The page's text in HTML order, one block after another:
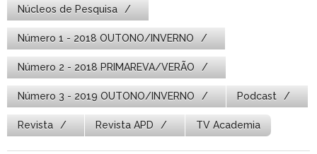
Núcleos de Pesquisa
Número 1 - 2018 OUTONO/INVERNO
Número 2 - 2018 PRIMAREVA/VERÃO
Número 3 - 2019 OUTONO/INVERNO Podcast
Revista Revista APD TV Academia